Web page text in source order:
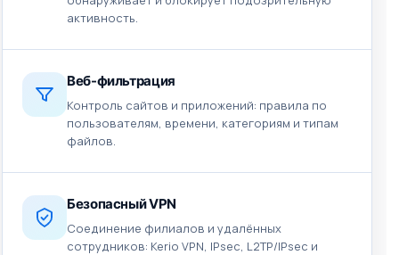
активность.
Веб-фильтрация
Контроль сайтов и приложений: правила по
пользователям, времени, категориям и типам
файлов.
Безопасный VPN
Соединение филиалов и удалённых
сотрудников: Kerio VPN, IPsec, L2TP/IPsec и